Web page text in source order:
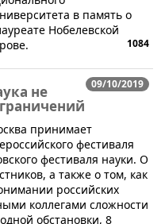
в память о
Нобелевской
1084
09/10/2019
не
принимает
фестиваля
фестиваля науки. О
а также о том, как
российских
коллегами сложности
обстановки, 8